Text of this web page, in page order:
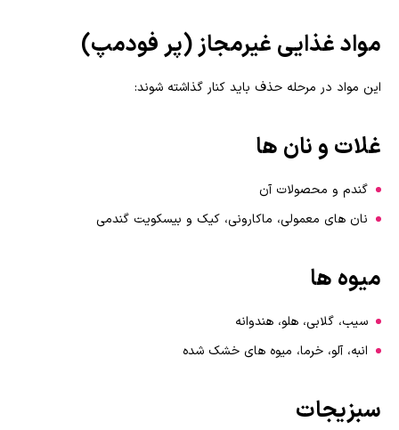
مواد غذایی غیرمجاز (پر فودمپ)
این مواد در مرحله حذف باید کنار گذاشته شوند:
غلات و نان ها
گندم و محصولات آن
نان های معمولی، ماکارونی، کیک و بیسکویت گندمی
میوه ها
سیب، گلابی، هلو، هندوانه
انبه، آلو، خرما، میوه های خشک شده
سبزیجات